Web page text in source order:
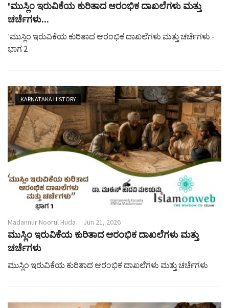
'ಮುಸ್ಲಿಂ ಇರುವಿಕೆಯ ಕುರಿತಾದ ಆರಂಭಿಕ ದಾಖಲೆಗಳು ಮತ್ತು
ಚರ್ಚೆಗಳು...
'ಮುಸ್ಲಿಂ ಇರುವಿಕೆಯ ಕುರಿತಾದ ಆರಂಭಿಕ ದಾಖಲೆಗಳು ಮತ್ತು ಚರ್ಚೆಗಳು -
ಭಾಗ 2
KARNATAKA HISTORY
Madannur Noorul Huda Jun 21, 2026
ಮುಸ್ಲಿಂ ಇರುವಿಕೆಯ ಕುರಿತಾದ ಆರಂಭಿಕ ದಾಖಲೆಗಳು ಮತ್ತು
ಚರ್ಚೆಗಳು
ಮುಸ್ಲಿಂ ಇರುವಿಕೆಯ ಕುರಿತಾದ ಆರಂಭಿಕ ದಾಖಲೆಗಳು ಮತ್ತು ಚರ್ಚೆಗಳು